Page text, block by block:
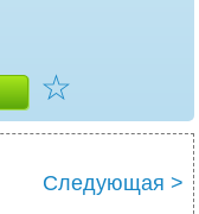
☆
Следующая >